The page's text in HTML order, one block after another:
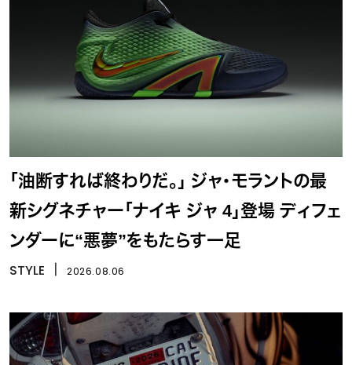
「油断すれば終わりだ。」 ジャ・モラントの最
新シグネチャー「ナイキ ジャ 4」登場 ディフェ
ンダーに“悪夢”をもたらす一足
STYLE 2026.08.06